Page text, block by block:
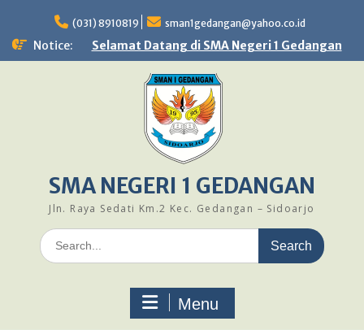
content
(031) 8910819 sman1gedangan@yahoo.co.id
Notice: Selamat Datang di SMA Negeri 1 Gedangan
SMA NEGERI 1 GEDANGAN
Jln. Raya Sedati Km.2 Kec. Gedangan – Sidoarjo
Search
for:
Menu